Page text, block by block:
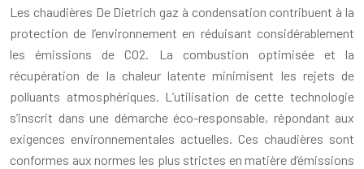
Les chaudières De Dietrich gaz à condensation contribuent à la
protection de l’environnement en réduisant considérablement
les émissions de CO2. La combustion optimisée et la
récupération de la chaleur latente minimisent les rejets de
polluants atmosphériques. L’utilisation de cette technologie
s’inscrit dans une démarche éco-responsable, répondant aux
exigences environnementales actuelles. Ces chaudières sont
conformes aux normes les plus strictes en matière d’émissions